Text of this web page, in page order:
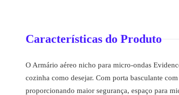
Características do Produto
O Armário aéreo nicho para micro-ondas
cozinha como desejar. Com porta basculante
proporcionando maior segurança, espaço para